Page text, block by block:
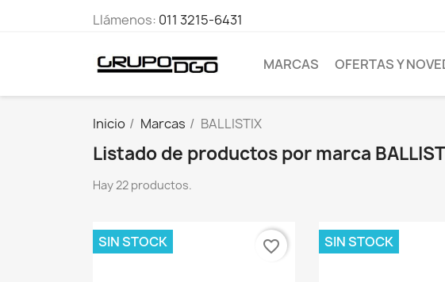
Llámenos: 011 3215-6431
MARCAS OFERTAS Y
Inicio Marcas BALLISTIX
Listado de productos por marca
Hay 22 productos.
SIN STOCK favorite_border SIN STOCK